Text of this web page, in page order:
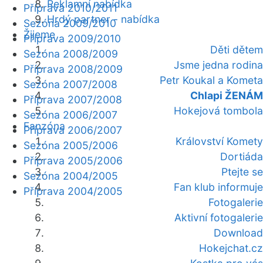
Reklamní nabídka
Hrdý partner - nabídka
Žijeme
Děti dětem
Jsme jedna rodina
Petr Koukal a Kometa
Chlapi ŽENÁM
Hokejová tombola
Fanzóna
Království Komety
Dortiáda
Ptejte se
Fan klub informuje
Fotogalerie
Aktivní fotogalerie
Download
Hokejchat.cz
Příprava 2010/2011
Sezóna 2009/2010
Příprava 2009/2010
Sezóna 2008/2009
Příprava 2008/2009
Sezóna 2007/2008
Příprava 2007/2008
Sezóna 2006/2007
Příprava 2006/2007
Sezóna 2005/2006
Příprava 2005/2006
Sezóna 2004/2005
Příprava 2004/2005